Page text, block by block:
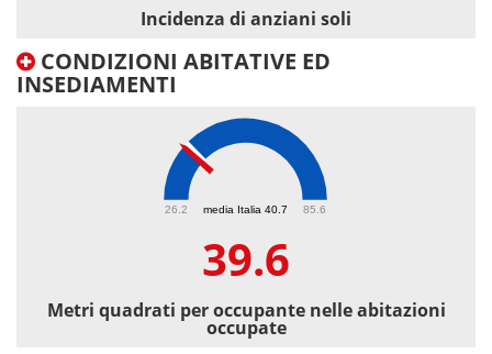
Incidenza di anziani soli
CONDIZIONI ABITATIVE ED
INSEDIAMENTI
media Italia 40.7
26.2 85.6
39.6
Metri quadrati per occupante nelle abitazioni
occupate